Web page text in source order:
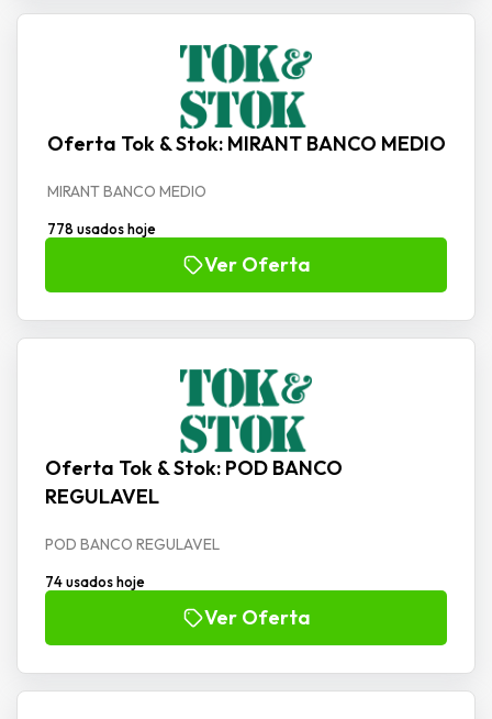
Oferta Tok & Stok: MIRANT BANCO MEDIO
MIRANT BANCO MEDIO
778 usados hoje
Ver Oferta
Oferta Tok & Stok: POD BANCO
REGULAVEL
POD BANCO REGULAVEL
74 usados hoje
Ver Oferta